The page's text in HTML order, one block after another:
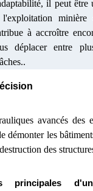
il peut être
l'exploitation
à accroître
déplacer entre
avancés des
démonter les
des
principales